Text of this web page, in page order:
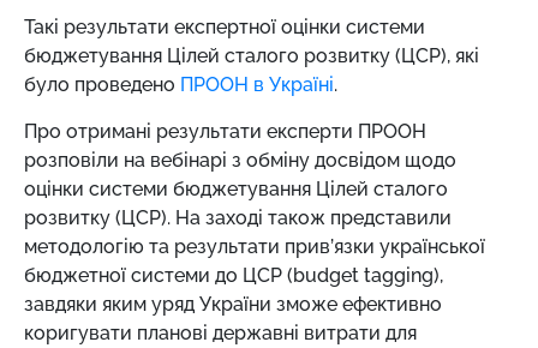
Такі результати експертної оцінки системи
бюджетування Цілей сталого розвитку (ЦСР), які
було проведено ПРООН в Україні.
Про отримані результати експерти ПРООН
розповіли на вебінарі з обміну досвідом щодо
оцінки системи бюджетування Цілей сталого
розвитку (ЦСР). На заході також представили
методологію та результати прив’язки української
бюджетної системи до ЦСР (budget tagging),
завдяки яким уряд України зможе ефективно
коригувати планові державні витрати для